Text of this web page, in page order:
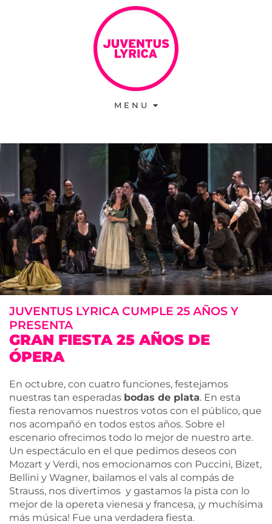
M E N U
JUVENTUS LYRICA CUMPLE 25 AÑOS Y
PRESENTA
GRAN FIESTA 25 AÑOS DE
ÓPERA
En octubre, con cuatro funciones, festejamos
nuestras tan esperadas bodas de plata. En esta
fiesta renovamos nuestros votos con el público, que
nos acompañó en todos estos años. Sobre el
escenario ofrecimos todo lo mejor de nuestro arte.
Un espectáculo en el que pedimos deseos con
Mozart y Verdi, nos emocionamos con Puccini, Bizet,
Bellini y Wagner, bailamos el vals al compás de
Strauss, nos divertimos y gastamos la pista con lo
mejor de la opereta vienesa y francesa, ¡y muchísima
más música! Fue una verdadera fiesta.